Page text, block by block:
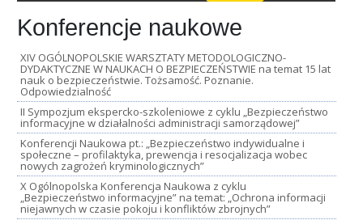
Konferencje naukowe
XIV OGÓLNOPOLSKIE WARSZTATY METODOLOGICZNO-
DYDAKTYCZNE W NAUKACH O BEZPIECZEŃSTWIE na temat 15 lat
nauk o bezpieczeństwie. Tożsamość. Poznanie.
Odpowiedzialność
II Sympozjum ekspercko-szkoleniowe z cyklu „Bezpieczeństwo
informacyjne w działalności administracji samorządowej”
Konferencji Naukowa pt.: „Bezpieczeństwo indywidualne i
społeczne – profilaktyka, prewencja i resocjalizacja wobec
nowych zagrożeń kryminologicznych”
X Ogólnopolska Konferencja Naukowa z cyklu
„Bezpieczeństwo informacyjne” na temat: „Ochrona informacji
niejawnych w czasie pokoju i konfliktów zbrojnych”